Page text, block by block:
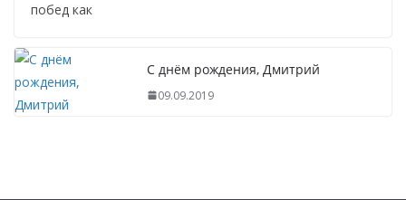
побед как
С днём рождения, Дмитрий
09.09.2019